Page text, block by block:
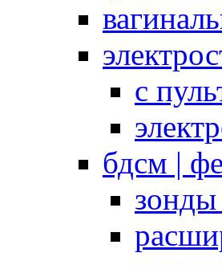
с
бдсм |
зонды